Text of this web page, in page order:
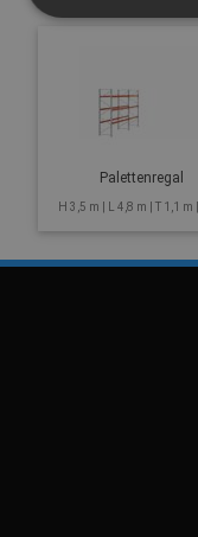
Palettenregal
H 3,5 m | L 4,8 m | T 1,1 m |